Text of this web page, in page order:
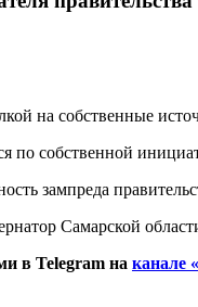
на собственные
по собственной
зампреда
Самарской
в Telegram на канале